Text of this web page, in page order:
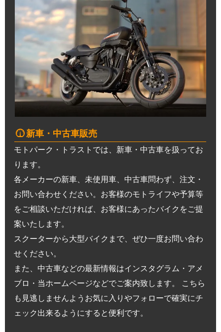
新車・中古車販売
モトパーク・トラストでは、新車・中古車を扱ってお
ります。
各メーカーの新車、未使用車、中古車問わず、注文・
お問い合わせください。お客様のモトライフや予算等
をご相談いただければ、お客様にあったバイクをご提
案いたします。
スクーターから大型バイクまで、ぜひ一度お問い合わ
せください。
また、中古車などの最新情報はインスタグラム・アメ
ブロ・当ホームページなどでご案内致します。 こちら
も見逃しませんようお気に入りやフォローで確実にチ
ェック出来るようにすると便利です。